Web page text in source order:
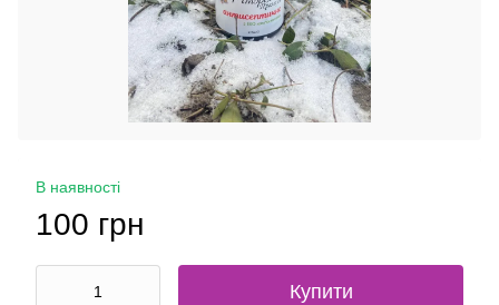
В наявності
100 грн
Купити